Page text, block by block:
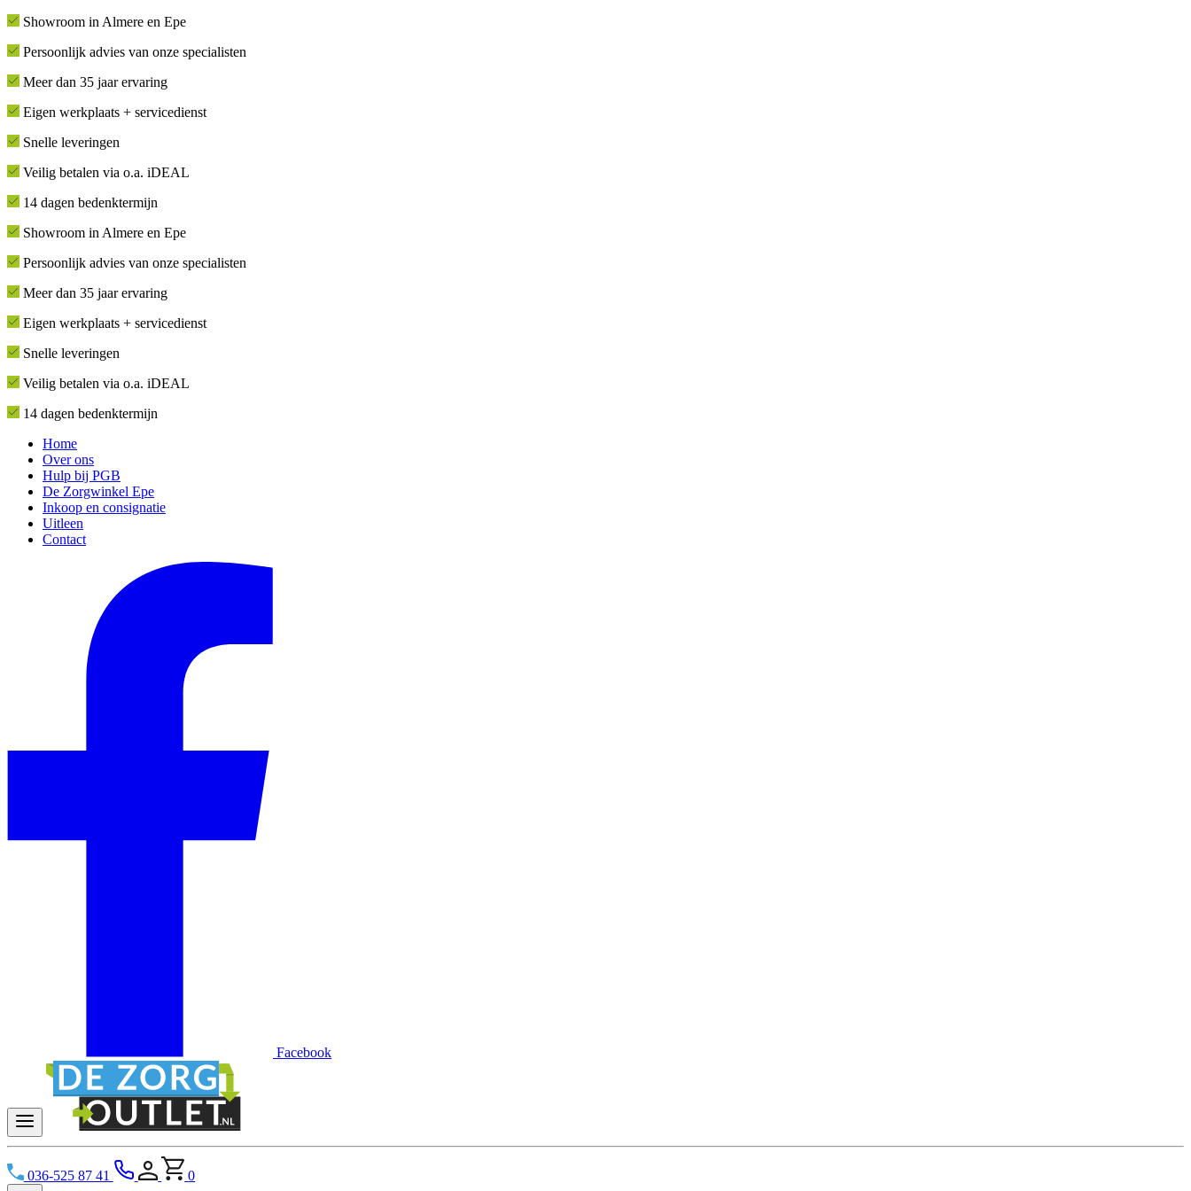
Showroom in Almere en Epe
Persoonlijk advies van onze specialisten
Meer dan 35 jaar ervaring
Eigen werkplaats + servicedienst
Snelle leveringen
Veilig betalen via o.a. iDEAL
14 dagen bedenktermijn
Showroom in Almere en Epe
Persoonlijk advies van onze specialisten
Meer dan 35 jaar ervaring
Eigen werkplaats + servicedienst
Snelle leveringen
Veilig betalen via o.a. iDEAL
14 dagen bedenktermijn
Home
Over ons
Hulp bij PGB
De Zorgwinkel Epe
Inkoop en consignatie
Uitleen
Contact
Facebook
036-525 87 41 0